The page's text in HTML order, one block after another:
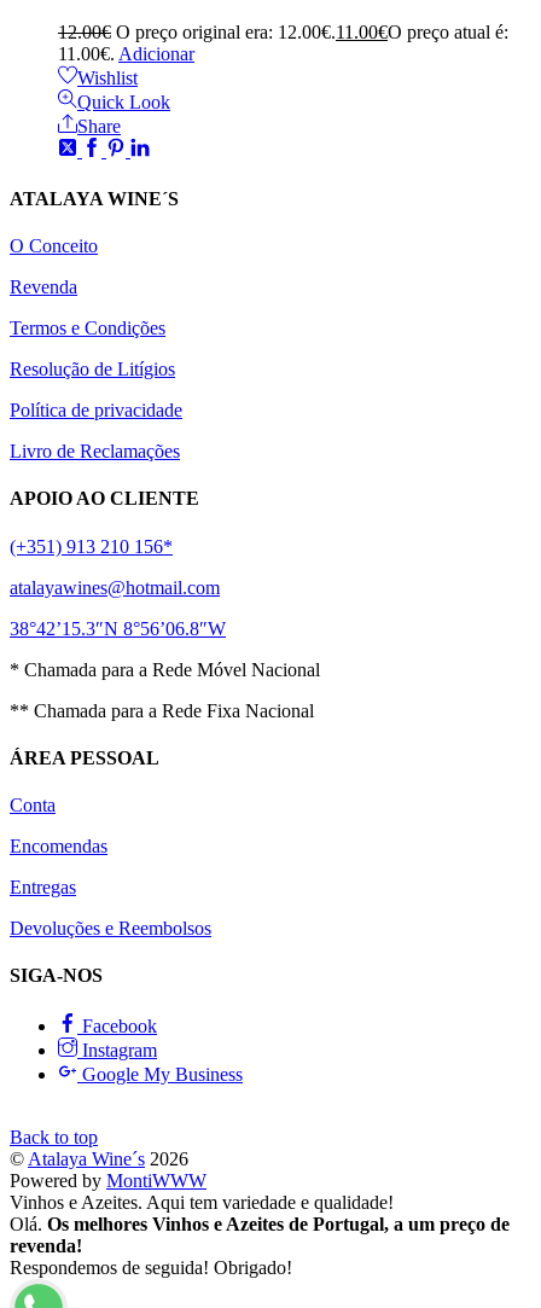
12.00€ O preço original era: 12.00€.11.00€O preço atual é:
11.00€. Adicionar
Wishlist
Quick Look
Share
ATALAYA WINE´S
O Conceito
Revenda
Termos e Condições
Resolução de Litígios
Política de privacidade
Livro de Reclamações
APOIO AO CLIENTE
(+351) 913 210 156*
atalayawines@hotmail.com
38°42’15.3″N 8°56’06.8″W
* Chamada para a Rede Móvel Nacional
** Chamada para a Rede Fixa Nacional
ÁREA PESSOAL
Conta
Encomendas
Entregas
Devoluções e Reembolsos
SIGA-NOS
Facebook
Instagram
Google My Business
Back to top
© Atalaya Wine´s 2026
Powered by MontiWWW
Vinhos e Azeites. Aqui tem variedade e qualidade!
Olá. Os melhores Vinhos e Azeites de Portugal, a um preço de
revenda!
Respondemos de seguida! Obrigado!